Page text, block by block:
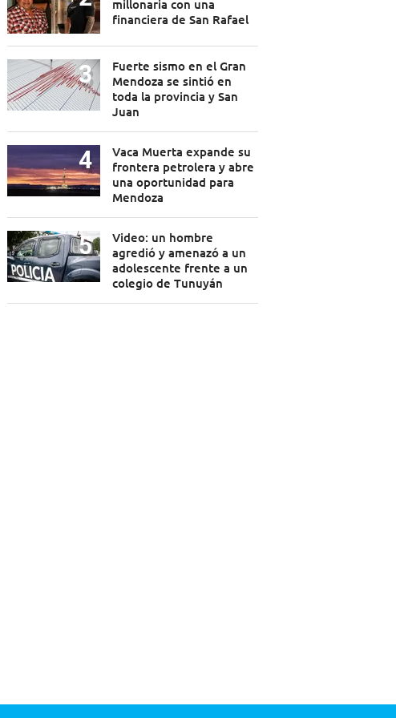
millonaria con una
financiera de San Rafael
Fuerte sismo en el Gran
Mendoza se sintió en
toda la provincia y San
Juan
Vaca Muerta expande su
frontera petrolera y abre
una oportunidad para
Mendoza
Video: un hombre
agredió y amenazó a un
adolescente frente a un
colegio de Tunuyán